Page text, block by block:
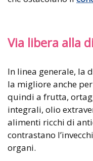
Via libera alla
In linea generale, la
la migliore anche
quindi a frutta,
integrali, olio
alimenti ricchi di
contrastano
organi.